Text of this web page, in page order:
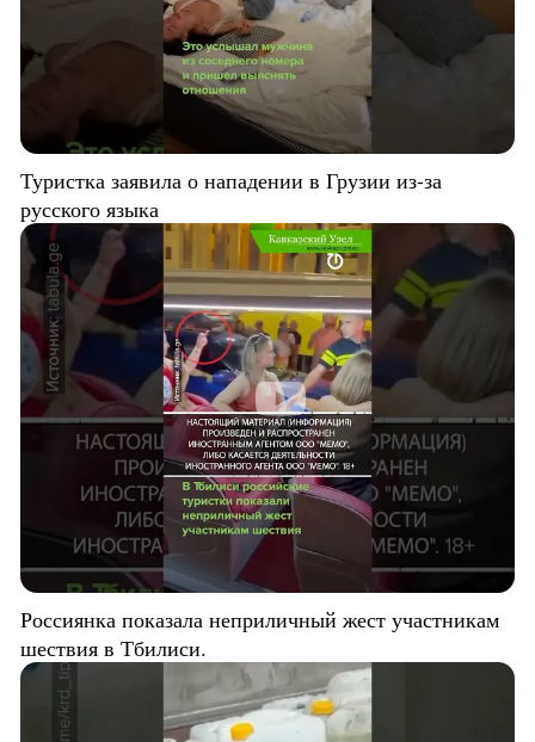
Туристка заявила о нападении в Грузии из-за
русского языка
Россиянка показала неприличный жест участникам
шествия в Тбилиси.